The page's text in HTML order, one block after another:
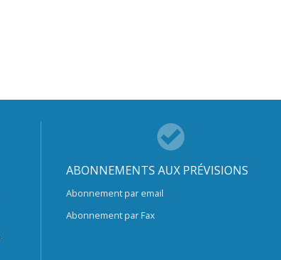
ABONNEMENTS AUX PRÉVISIONS
Abonnement par email
Abonnement par Fax